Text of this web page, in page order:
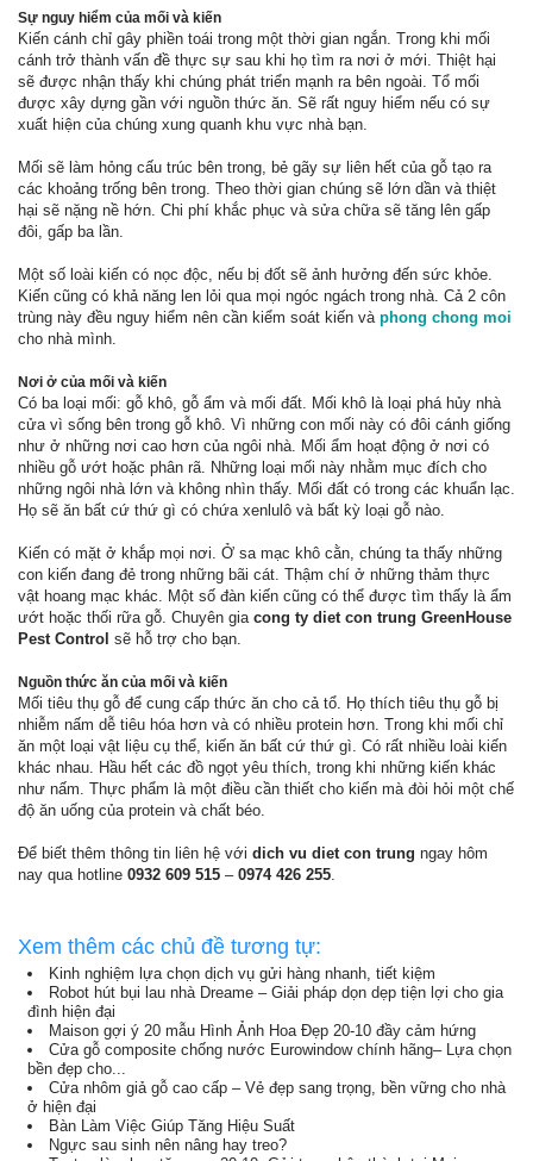
Sự nguy hiểm của mối và kiến
Kiến cánh chỉ gây phiền toái trong một thời gian ngắn. Trong khi mối
cánh trở thành vấn đề thực sự sau khi họ tìm ra nơi ở mới. Thiệt hại
sẽ được nhận thấy khi chúng phát triển mạnh ra bên ngoài. Tổ mối
được xây dựng gần với nguồn thức ăn. Sẽ rất nguy hiểm nếu có sự
xuất hiện của chúng xung quanh khu vực nhà bạn.
Mối sẽ làm hỏng cấu trúc bên trong, bẻ gãy sự liên hết của gỗ tạo ra
các khoảng trống bên trong. Theo thời gian chúng sẽ lớn dần và thiệt
hại sẽ nặng nề hớn. Chi phí khắc phục và sửa chữa sẽ tăng lên gấp
đôi, gấp ba lần.
Một số loài kiến có nọc độc, nếu bị đốt sẽ ảnh hưởng đến sức khỏe.
Kiến cũng có khả năng len lỏi qua mọi ngóc ngách trong nhà. Cả 2 côn
trùng này đều nguy hiểm nên cần kiểm soát kiến và phong chong moi
cho nhà mình.
Nơi ở của mối và kiến
Có ba loại mối: gỗ khô, gỗ ẩm và mối đất. Mối khô là loại phá hủy nhà
cửa vì sống bên trong gỗ khô. Vì những con mối này có đôi cánh giống
như ở những nơi cao hơn của ngôi nhà. Mối ẩm hoạt động ở nơi có
nhiều gỗ ướt hoặc phân rã. Những loại mối này nhằm mục đích cho
những ngôi nhà lớn và không nhìn thấy. Mối đất có trong các khuẩn lạc.
Họ sẽ ăn bất cứ thứ gì có chứa xenlulô và bất kỳ loại gỗ nào.
Kiến có mặt ở khắp mọi nơi. Ở sa mạc khô cằn, chúng ta thấy những
con kiến đang đẻ trong những bãi cát. Thậm chí ở những thảm thực
vật hoang mạc khác. Một số đàn kiến cũng có thể được tìm thấy là ẩm
ướt hoặc thối rữa gỗ. Chuyên gia cong ty diet con trung GreenHouse
Pest Control sẽ hỗ trợ cho bạn.
Nguồn thức ăn của mối và kiến
Mối tiêu thụ gỗ để cung cấp thức ăn cho cả tổ. Họ thích tiêu thụ gỗ bị
nhiễm nấm dễ tiêu hóa hơn và có nhiều protein hơn. Trong khi mối chỉ
ăn một loại vật liệu cụ thể, kiến ăn bất cứ thứ gì. Có rất nhiều loài kiến
khác nhau. Hầu hết các đồ ngọt yêu thích, trong khi những kiến khác
như nấm. Thực phẩm là một điều cần thiết cho kiến mà đòi hỏi một chế
độ ăn uống của protein và chất béo.
Để biết thêm thông tin liên hệ với dich vu diet con trung ngay hôm
nay qua hotline 0932 609 515 – 0974 426 255
Xem thêm các chủ đề tương tự:
Kinh nghiệm lựa chọn dịch vụ gửi hàng nhanh, tiết kiệm
Robot hút bụi lau nhà Dreame – Giải pháp dọn dẹp tiện lợi cho gia
đình hiện đại
Maison gợi ý 20 mẫu Hình Ảnh Hoa Đẹp 20-10 đầy cảm hứng
Cửa gỗ composite chống nước Eurowindow chính hãng– Lựa chọn
bền đẹp cho...
Cửa nhôm giả gỗ cao cấp – Vẻ đẹp sang trọng, bền vững cho nhà
ở hiện đại
Bàn Làm Việc Giúp Tăng Hiệu Suất
Ngực sau sinh nên nâng hay treo?